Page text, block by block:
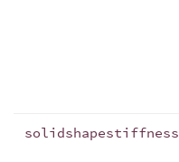
solidshapestiffness